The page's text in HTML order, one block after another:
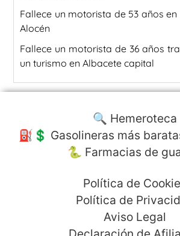
Fallece un motorista de 53 años en
Alocén
Fallece un motorista de 36 años
un turismo en Albacete capital
🔍 Hemeroteca
⛽️💲 Gasolineras más
🐍 Farmacias de
Política de
Política de
Aviso Legal